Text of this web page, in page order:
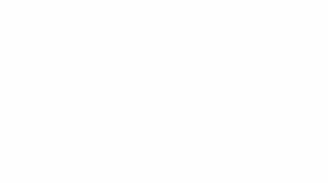
conoscerete i segreti delle facciate
della corte, unico reperto superstite
per i Carcano. Di questi, si
del “granaio”, con diretto accesso al
della dimora: la terrazza belvedere, uno
si perde in un paesaggio davvero